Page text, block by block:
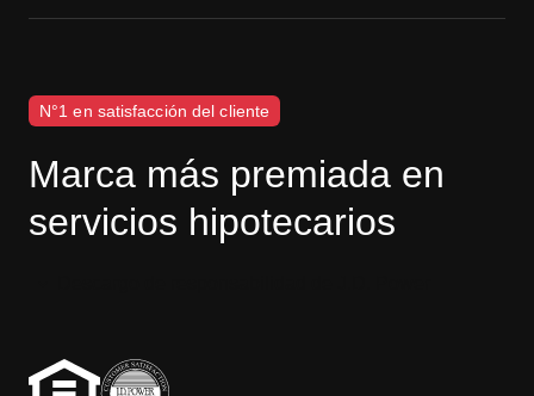
N°1 en satisfacción del cliente
Marca más premiada en
servicios hipotecarios